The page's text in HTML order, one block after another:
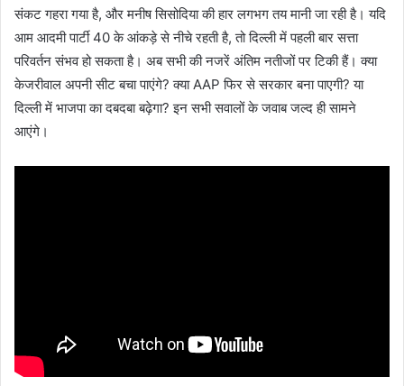
संकट गहरा गया है, और मनीष सिसोदिया की हार लगभग तय मानी जा रही है। यदि
आम आदमी पार्टी 40 के आंकड़े से नीचे रहती है, तो दिल्ली में पहली बार सत्ता
परिवर्तन संभव हो सकता है। अब सभी की नजरें अंतिम नतीजों पर टिकी हैं। क्या
केजरीवाल अपनी सीट बचा पाएंगे? क्या AAP फिर से सरकार बना पाएगी? या
दिल्ली में भाजपा का दबदबा बढ़ेगा? इन सभी सवालों के जवाब जल्द ही सामने
आएंगे।